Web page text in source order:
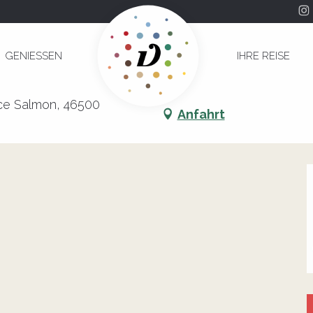
GENIESSEN IHRE REISE
Salmon, 46500
Anfahrt